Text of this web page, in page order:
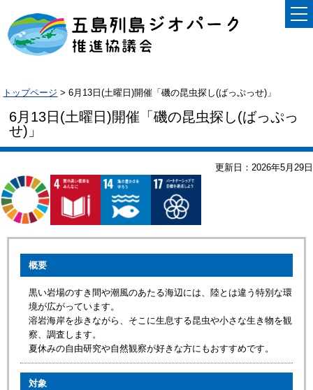
トップページ > 6月13日(土曜日)開催「磯の昆虫探し(ばっぷっせ)」
6月13日(土曜日)開催「磯の昆虫探し(ばっぷっ
せ)」
更新日：2026年5月29日
概要
黒い岩場のすき間や潮風のあたる海辺には、陸とは違う特別な環
境が広がっています。
溶岩海岸を歩きながら、そこに生息する昆虫や小さな生き物を観
察、調査します。
夏休みの自由研究や自然観察が好きな方にもおすすめです。
対象